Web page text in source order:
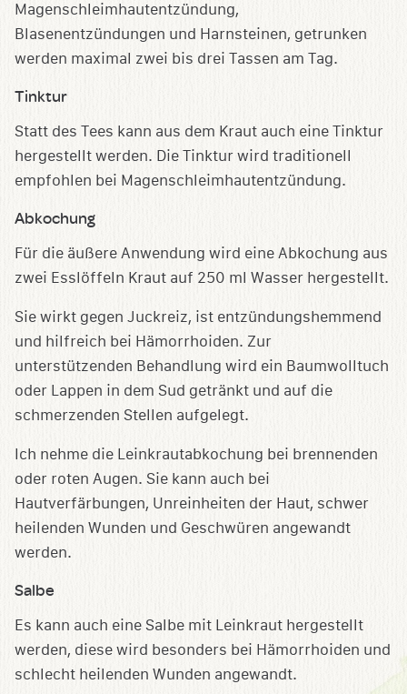
Magenschleimhautentzündung,
Blasenentzündungen und Harnsteinen, getrunken
werden maximal zwei bis drei Tassen am Tag.
Tinktur
Statt des Tees kann aus dem Kraut auch eine Tinktur
hergestellt werden. Die Tinktur wird traditionell
empfohlen bei Magenschleimhautentzündung.
Abkochung
Für die äußere Anwendung wird eine Abkochung aus
zwei Esslöffeln Kraut auf 250 ml Wasser hergestellt.
Sie wirkt gegen Juckreiz, ist entzündungshemmend
und hilfreich bei Hämorrhoiden. Zur
unterstützenden Behandlung wird ein Baumwolltuch
oder Lappen in dem Sud getränkt und auf die
schmerzenden Stellen aufgelegt.
Ich nehme die Leinkrautabkochung bei brennenden
oder roten Augen. Sie kann auch bei
Hautverfärbungen, Unreinheiten der Haut, schwer
heilenden Wunden und Geschwüren angewandt
werden.
Salbe
Es kann auch eine Salbe mit Leinkraut hergestellt
werden, diese wird besonders bei Hämorrhoiden und
schlecht heilenden Wunden angewandt.